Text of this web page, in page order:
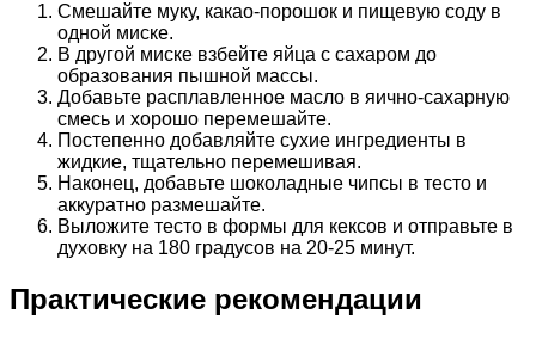
Смешайте муку, какао-порошок и пищевую соду в
одной миске.
В другой миске взбейте яйца с сахаром до
образования пышной массы.
Добавьте расплавленное масло в яично-сахарную
смесь и хорошо перемешайте.
Постепенно добавляйте сухие ингредиенты в
жидкие, тщательно перемешивая.
Наконец, добавьте шоколадные чипсы в тесто и
аккуратно размешайте.
Выложите тесто в формы для кексов и отправьте в
духовку на 180 градусов на 20-25 минут.
Практические рекомендации